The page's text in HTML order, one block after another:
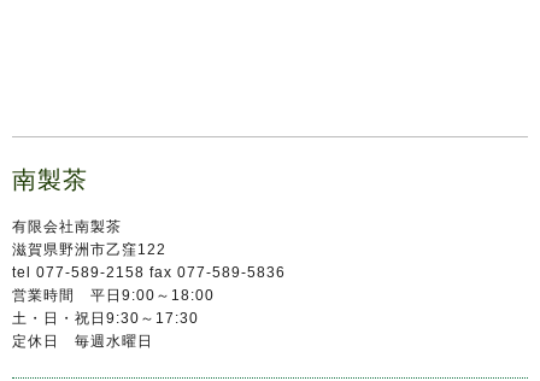
南製茶
有限会社南製茶
滋賀県野洲市乙窪122
tel 077-589-2158 fax 077-589-5836
営業時間 平日9:00～18:00
土・日・祝日9:30～17:30
定休日 毎週水曜日